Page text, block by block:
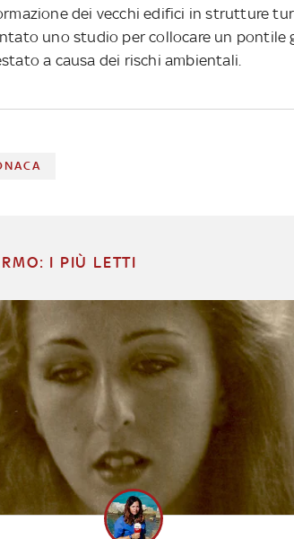
dei vecchi edifici in strutture
uno studio per collocare un pontile
a causa dei rischi ambientali.
I PIÙ LETTI